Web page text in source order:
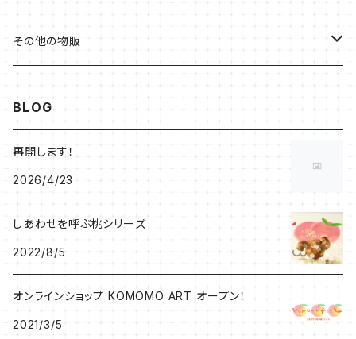
しあわせを呼ぶ桃シリーズ
その他の物販
BLOG
再開します！
2026/4/23
しあわせを呼ぶ桃シリーズ
2022/8/5
オンラインショップ KOMOMO ART オープン！
2021/3/5